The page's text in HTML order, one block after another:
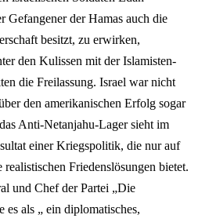
Gefangener der Hamas auch die
besitzt, zu erwirken,
den Kulissen mit der Islamisten-
die Freilassung. Israel war nicht
den amerikanischen Erfolg sogar
Anti-Netanjahu-Lager sieht im
einer Kriegspolitik, die nur auf
Friedenslösungen bietet.
und Chef der Partei „Die
es als „ ein diplomatisches,